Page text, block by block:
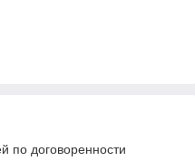
по договоренности